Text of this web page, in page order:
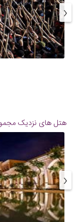
‹
هتل های نزدیک
‹